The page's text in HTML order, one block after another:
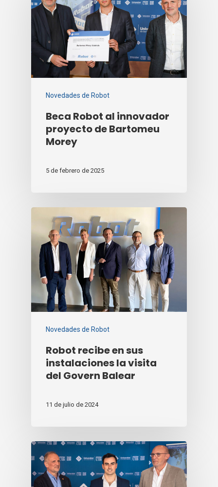
Novedades de Robot
Beca Robot al innovador
proyecto de Bartomeu
Morey
5 de febrero de 2025
Novedades de Robot
Robot recibe en sus
instalaciones la visita
del Govern Balear
11 de julio de 2024